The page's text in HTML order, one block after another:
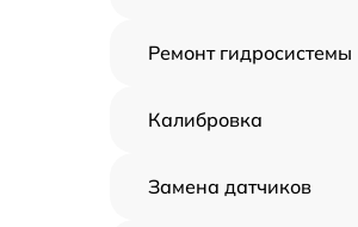
Ремонт гидросистемы
Калибровка
Замена датчиков